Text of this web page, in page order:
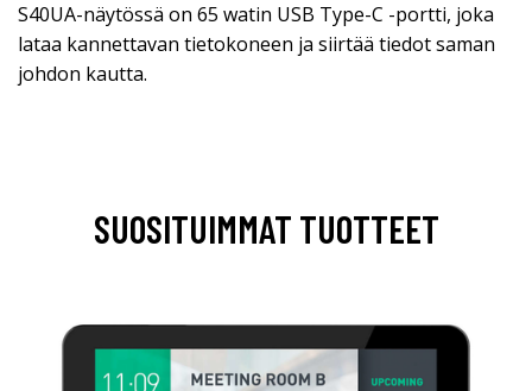
S40UA-näytössä on 65 watin USB Type-C -portti, joka
lataa kannettavan tietokoneen ja siirtää tiedot saman
johdon kautta.
SUOSITUIMMAT TUOTTEET